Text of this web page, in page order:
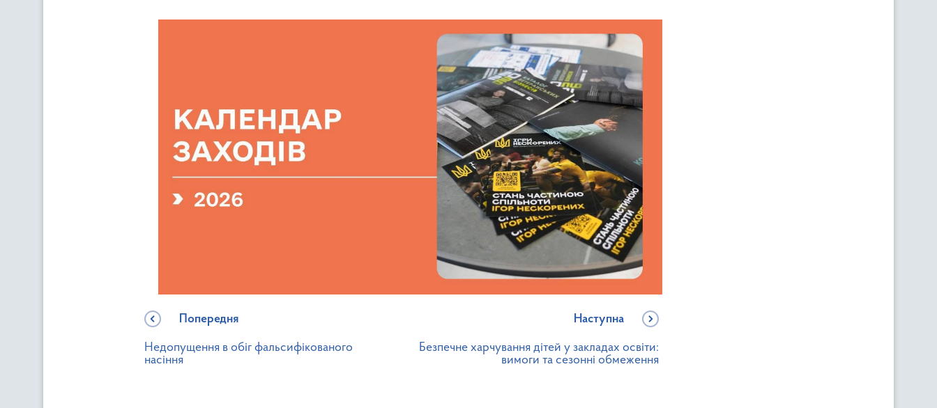
Попередня
Недопущення в обіг фальсифікованого
насіння
Наступна
Безпечне харчування дітей у закладах освіти:
вимоги та сезонні обмеження